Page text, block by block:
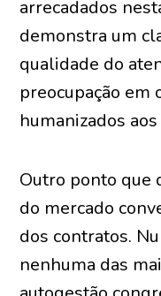
arrecadados
demonstra um
qualidade do
preocupação em
humanizados
Outro ponto que
do mercado
dos contratos.
nenhuma das